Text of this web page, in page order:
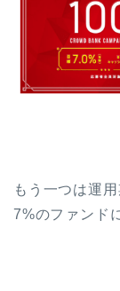
もう一つは運
7%のファンド